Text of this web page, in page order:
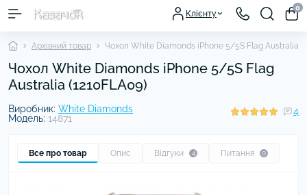
Клієнту
0
Архівний товар Чохол White Diamonds iPhone 5/5S Flag Australia
Чохол White Diamonds iPhone 5/5S Flag
Australia (1210FLA09)
Виробник: White Diamonds
Модель: 14871
4
Все про товар Опис Відгуки 4 Питання 0